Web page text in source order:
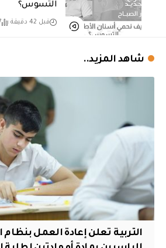
التسوس؟
قبل 42 دقيقة 7
شاهد المزيد..
التربية تعلن إعادة العمل بنظام